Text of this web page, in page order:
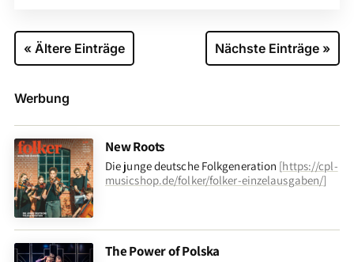
« Ältere Einträge Nächste Einträge »
Werbung
New Roots
Die junge deutsche Folkgeneration [https://cpl-
musicshop.de/folker/folker-einzelausgaben/]
The Power of Polska